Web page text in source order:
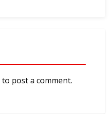
to post a comment.